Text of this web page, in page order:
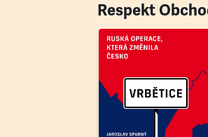
Respekt